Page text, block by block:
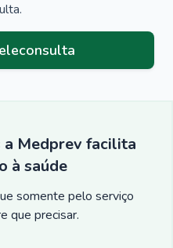
a Medprev facilita
à saúde
somente pelo serviço
que precisar.